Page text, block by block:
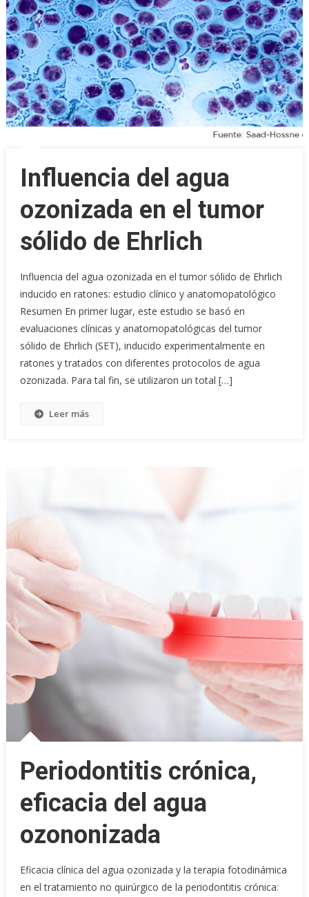
Influencia del agua
ozonizada en el tumor
sólido de Ehrlich
Influencia del agua ozonizada en el tumor sólido de Ehrlich
inducido en ratones: estudio clínico y anatomopatológico
Resumen En primer lugar, este estudio se basó en
evaluaciones clínicas y anatomopatológicas del tumor
sólido de Ehrlich (SET), inducido experimentalmente en
ratones y tratados con diferentes protocolos de agua
ozonizada. Para tal fin, se utilizaron un total […]
Leer más
Periodontitis crónica,
eficacia del agua
ozononizada
Eficacia clínica del agua ozonizada y la terapia fotodinámica
en el tratamiento no quirúrgico de la periodontitis crónica: